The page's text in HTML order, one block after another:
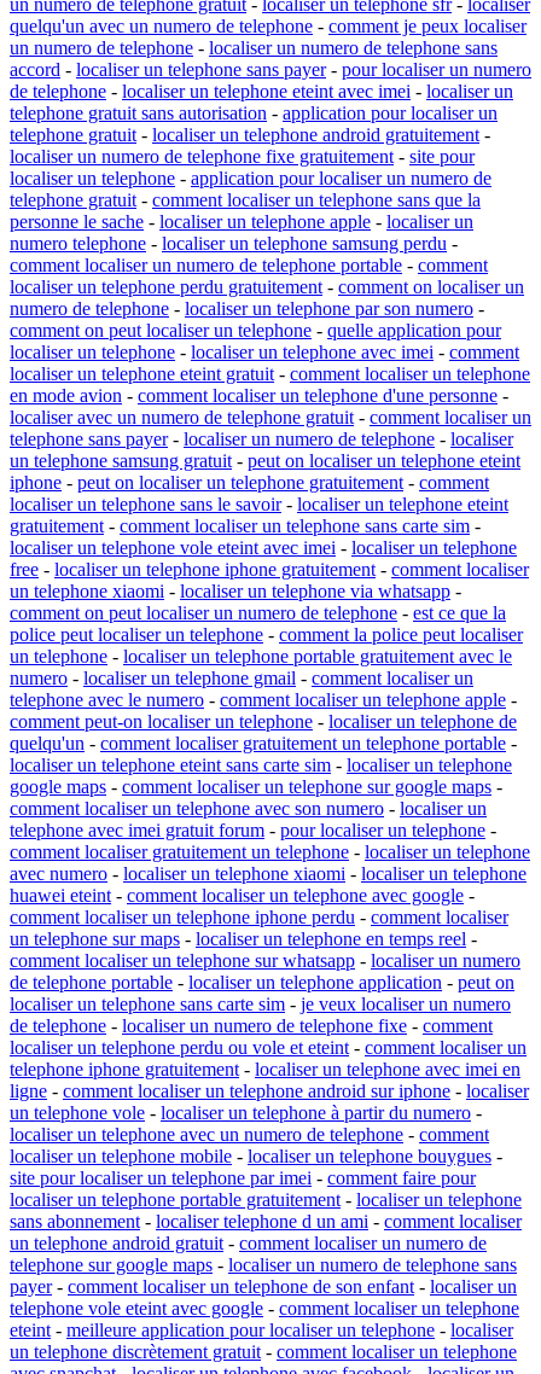
quelqu'un avec un numero de telephone - comment je peux localiser
un numero de telephone - localiser un numero de telephone sans
accord - localiser un telephone sans payer- pour localiser un numero
de telephone - localiser un telephone eteint avec imei - localiser un
telephone gratuit sans autorisation - application pour localiser un
telephone gratuit - localiser un telephone android gratuitement -
localiser un numero de telephone fixe gratuitement - site pour
localiser un telephone - application pour localiser un numero de
telephone gratuit - comment localiser un telephone sans que la
personne le sache - localiser un telephone apple - localiser un
numero telephone - localiser un telephone samsung perdu -
comment localiser un numero de telephone portable - comment
localiser un telephone perdu gratuitement - comment on localiser un
numero de telephone - localiser un telephone par son numero -
comment on peut localiser un telephone - quelle application pour
localiser un telephone - localiser un telephone avec imei - comment
localiser un telephone eteint gratuit - comment localiser un telephone
en mode avion - comment localiser un telephone d'une personne -
localiser avec un numero de telephone gratuit - comment localiser un
telephone sans payer- localiser un numero de telephone - localiser
un telephone samsung gratuit - peut on localiser un telephone eteint
iphone - peut on localiser un telephone gratuitement - comment
localiser un telephone sans le savoir- localiser un telephone eteint
gratuitement - comment localiser un telephone sans carte sim -
localiser un telephone vole eteint avec imei - localiser un telephone
free - localiser un telephone iphone gratuitement - comment localiser
un telephone xiaomi - localiser un telephone via whatsapp -
comment on peut localiser un numero de telephone - est ce que la
police peut localiser un telephone - comment la police peut localiser
un telephone - localiser un telephone portable gratuitement avec le
numero - localiser un telephone gmail - comment localiser un
telephone avec le numero - comment localiser un telephone apple -
comment peut-on localiser un telephone - localiser un telephone de
quelqu'un - comment localiser gratuitement un telephone portable -
localiser un telephone eteint sans carte sim - localiser un telephone
google maps - comment localiser un telephone sur google maps -
comment localiser un telephone avec son numero - localiser un
telephone avec imei gratuit forum - pour localiser un telephone -
comment localiser gratuitement un telephone - localiser un telephone
avec numero - localiser un telephone xiaomi - localiser un telephone
huawei eteint - comment localiser un telephone avec google -
comment localiser un telephone iphone perdu - comment localiser
un telephone sur maps - localiser un telephone en temps reel -
comment localiser un telephone sur whatsapp - localiser un numero
de telephone portable - localiser un telephone application - peut on
localiser un telephone sans carte sim - je veux localiser un numero
de telephone - localiser un numero de telephone fixe - comment
localiser un telephone perdu ou vole et eteint - comment localiser un
telephone iphone gratuitement - localiser un telephone avec imei en
ligne - comment localiser un telephone android sur iphone - localiser
un telephone vole - localiser un telephone à partir du numero -
localiser un telephone avec un numero de telephone - comment
localiser un telephone mobile - localiser un telephone bouygues -
site pour localiser un telephone par imei - comment faire pour
localiser un telephone portable gratuitement - localiser un telephone
sans abonnement - localiser telephone d un ami - comment localiser
un telephone android gratuit - comment localiser un numero de
telephone sur google maps - localiser un numero de telephone sans
payer- comment localiser un telephone de son enfant - localiser un
telephone vole eteint avec google - comment localiser un telephone
eteint - meilleure application pour localiser un telephone - localiser
un telephone discrètement gratuit - comment localiser un telephone